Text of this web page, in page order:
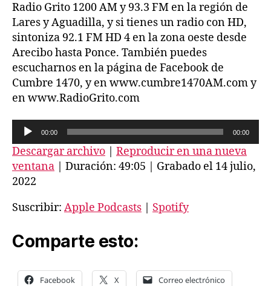
Radio Grito 1200 AM y 93.3 FM en la región de
Lares y Aguadilla, y si tienes un radio con HD,
sintoniza 92.1 FM HD 4 en la zona oeste desde
Arecibo hasta Ponce. También puedes
escucharnos en la página de Facebook de
Cumbre 1470, y en www.cumbre1470AM.com y
en www.RadioGrito.com
e
p
r
d
c
00:00 00:00
Descargar archivo | Reproducir en una nueva
ventana | Duración: 49:05 | Grabado el 14 julio,
2022
Suscribir: Apple Podcasts | Spotify
Comparte esto:
Facebook X Correo electrónico